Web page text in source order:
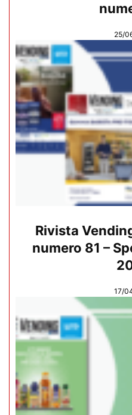
25/
Rivista
numero 81 –
17/